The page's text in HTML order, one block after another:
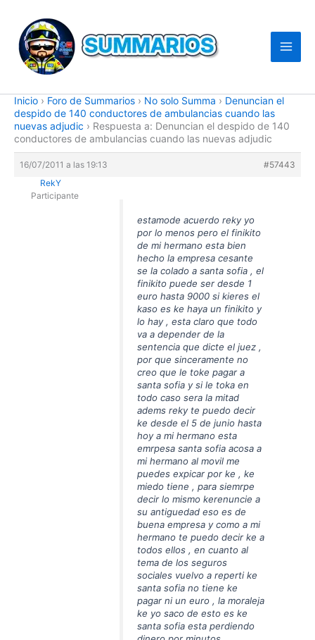
contenido
Inicio › Foro de Summarios › No solo Summa › Denuncian el
despido de 140 conductores de ambulancias cuando las
nuevas adjudic › Respuesta a: Denuncian el despido de 140
conductores de ambulancias cuando las nuevas adjudic
16/07/2011 a las 19:13
#57443
RekY
Participante
estamode acuerdo reky yo
por lo menos pero el finikito
de mi hermano esta bien
hecho la empresa cesante
se la colado a santa sofia , el
finikito puede ser desde 1
euro hasta 9000 si kieres el
kaso es ke haya un finikito y
lo hay , esta claro que todo
va a depender de la
sentencia que dicte el juez ,
por que sinceramente no
creo que le toke pagar a
santa sofia y si le toka en
todo caso sera la mitad
adems reky te puedo decir
ke desde el 5 de junio hasta
hoy a mi hermano esta
emrpesa santa sofia acosa a
mi hermano al movil me
puedes expicar por ke , ke
miedo tiene , para siemrpe
decir lo mismo kerenuncie a
su antiguedad eso es de
buena empresa y como a mi
hermano te puedo decir ke a
todos ellos , en cuanto al
tema de los seguros
sociales vuelvo a reperti ke
santa sofia no tiene ke
pagar ni un euro , la moraleja
ke yo saco de esto es ke
santa sofia esta perdiendo